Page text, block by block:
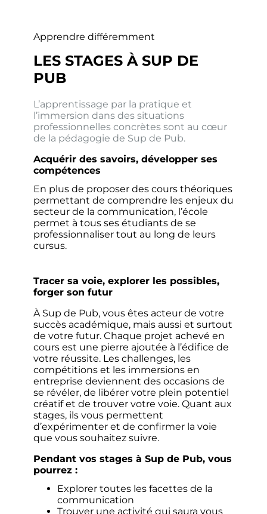
Apprendre différemment
LES STAGES À SUP DE
PUB
L’apprentissage par la pratique et
l’immersion dans des situations
professionnelles concrètes sont au cœur
de la pédagogie de Sup de Pub.
Acquérir des savoirs, développer ses
compétences
En plus de proposer des cours théoriques
permettant de comprendre les enjeux du
secteur de la communication, l’école
permet à tous ses étudiants de se
professionnaliser tout au long de leurs
cursus.
Tracer sa voie, explorer les possibles,
forger son futur
À Sup de Pub, vous êtes acteur de votre
succès académique, mais aussi et surtout
de votre futur. Chaque projet achevé en
cours est une pierre ajoutée à l’édifice de
votre réussite. Les challenges, les
compétitions et les immersions en
entreprise deviennent des occasions de
se révéler, de libérer votre plein potentiel
créatif et de trouver votre voie. Quant aux
stages, ils vous permettent
d’expérimenter et de confirmer la voie
que vous souhaitez suivre.
Pendant vos stages à Sup de Pub, vous
pourrez :
Explorer toutes les facettes de la
communication
Trouver une activité qui saura vous